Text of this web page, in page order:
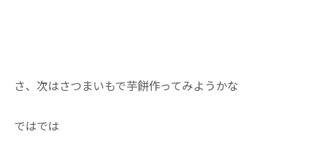
さ、次はさつまいもで芋餅作ってみようかな
ではでは